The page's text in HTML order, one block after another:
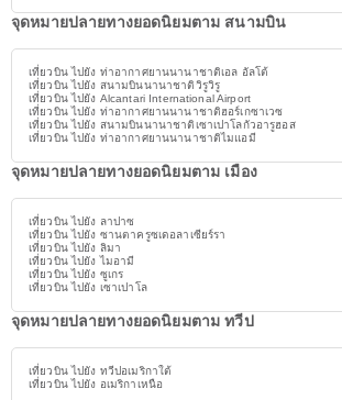
จุดหมายปลายทางยอดนิยมตาม สนามบิน
เที่ยวบิน ไปยัง ท่าอากาศยานนานาชาติเอล อัลโต้
เที่ยวบิน ไปยัง สนามบินนานาชาติวิรูวิรู
เที่ยวบิน ไปยัง Alcantari International Airport
เที่ยวบิน ไปยัง ท่าอากาศยานนานาชาติฮอร์เกซาเวซ
เที่ยวบิน ไปยัง สนามบินนานาชาติเซาเปาโลกัวอารูฮอส
เที่ยวบิน ไปยัง ท่าอากาศยานนานาชาติไมแอมี
จุดหมายปลายทางยอดนิยมตาม เมือง
เที่ยวบิน ไปยัง ลาปาซ
เที่ยวบิน ไปยัง ซานตาครูซเดอลาเซียร์รา
เที่ยวบิน ไปยัง ลิมา
เที่ยวบิน ไปยัง ไมอามี
เที่ยวบิน ไปยัง ซูเกร
เที่ยวบิน ไปยัง เซาเปาโล
จุดหมายปลายทางยอดนิยมตาม ทวีป
เที่ยวบิน ไปยัง ทวีปอเมริกาใต้
เที่ยวบิน ไปยัง อเมริกาเหนือ